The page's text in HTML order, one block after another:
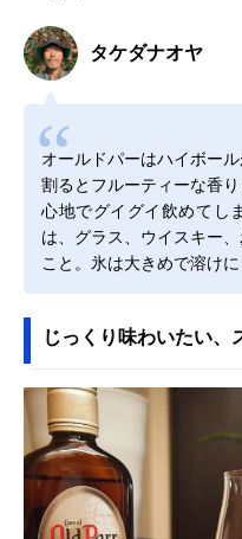
タケダナオヤ
オールドパーはハイボー
割るとフルーティーな香
心地でグイグイ飲めてし
は、グラス、ウイスキー
こと。氷は大きめで溶け
じっくり味わいたい、